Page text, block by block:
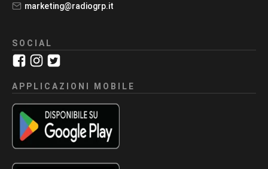
marketing@radiogrp.it
SOCIAL
APPLICAZIONI MOBILE